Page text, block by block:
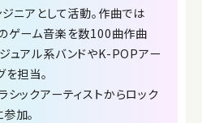
ジニアとして活動。作曲では
ゲーム音楽を数100曲作曲
ュアル系バンドやK-POPアー
を担当。
シックアーティストからロック
加。